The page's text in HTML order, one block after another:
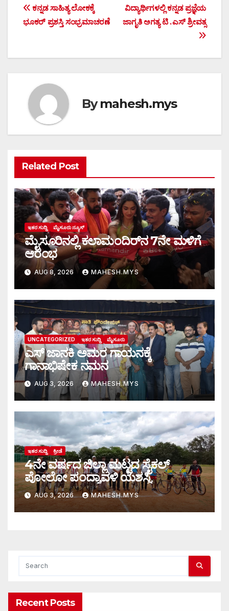
Post
navigation
ವಿದ್ಯಾರ್ಥಿಗಳಲ್ಲಿ ಕನ್ನಡ ಪ್ರಜ್ಞೆಯ
ಜಾಗೃತಿ ಅಗತ್ಯ ಟಿ .ಎಸ್ ಶ್ರೀವತ್ಸ
ಕನ್ನಡ ಸಾಹಿತ್ಯ ಲೋಕಕ್ಕೆ
ಭೂಕರ್ ಪ್ರಶಸ್ತಿ ಸಂಭ್ರಮಾಚರಣೆ
Bymahesh.mys
Related Post
ಇತರ ಸುದ್ದಿ ಮೈಸೂರು ನ್ಯೂಸ್
ಮೈಸೂರಿನಲ್ಲಿ ಕಲಾಮಂದಿರ್‌ನ 7ನೇ ಮಳಿಗೆ
ಆರಂಭ
AUG 8, 2026 MAHESH.MYS
UNCATEGORIZED ಇತರ ಸುದ್ದಿ ಮೈಸೂರು
ಎಸ್ ಜಾನಕಿ ಅಮರ ಗಾಯನಕ್ಕೆ
ಗಾನಾಭಿಷೇಕ ನಮನ
AUG 3, 2026 MAHESH.MYS
ಇತರ ಸುದ್ದಿ ಕ್ರೀಡೆ
4ನೇ ವರ್ಷದ ಜಿಲ್ಲಾ ಮಟ್ಟದ ಸೈಕಲ್
ಪೋಲೋ ಪಂದ್ಯಾವಳಿ ಯಶಸ್ವಿ
AUG 3, 2026 MAHESH.MYS
Recent Posts